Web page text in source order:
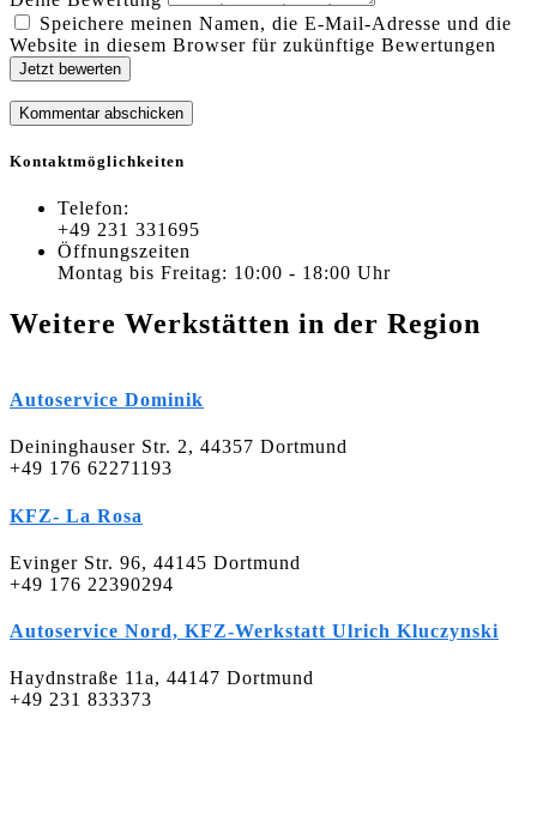
Speichere meinen Namen, die E-Mail-Adresse und die
Website in diesem Browser für zukünftige Bewertungen
Jetzt bewerten
Kontaktmöglichkeiten
Telefon:
+49 231 331695
Öffnungszeiten
Montag bis Freitag: 10:00 - 18:00 Uhr
Weitere Werkstätten in der Region
Autoservice Dominik
Deininghauser Str. 2, 44357 Dortmund
+49 176 62271193
KFZ- La Rosa
Evinger Str. 96, 44145 Dortmund
+49 176 22390294
Autoservice Nord, KFZ-Werkstatt Ulrich Kluczynski
Haydnstraße 11a, 44147 Dortmund
+49 231 833373